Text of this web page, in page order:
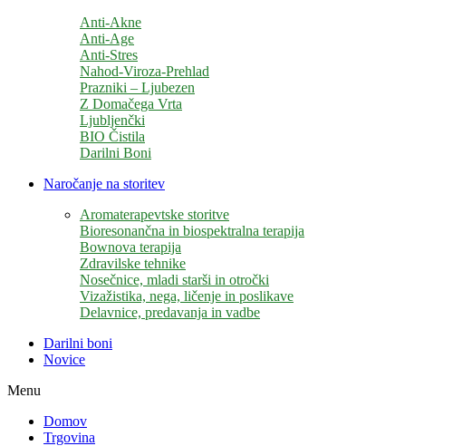
Anti-Akne
Anti-Age
Anti-Stres
Nahod-Viroza-Prehlad
Prazniki – Ljubezen
Z Domačega Vrta
Ljubljenčki
BIO Čistila
Darilni Boni
Naročanje na storitev
Aromaterapevtske storitve
Bioresonančna in biospektralna terapija
Bownova terapija
Zdravilske tehnike
Nosečnice, mladi starši in otročki
Vizažistika, nega, ličenje in poslikave
Delavnice, predavanja in vadbe
Darilni boni
Novice
Menu
Domov
Trgovina